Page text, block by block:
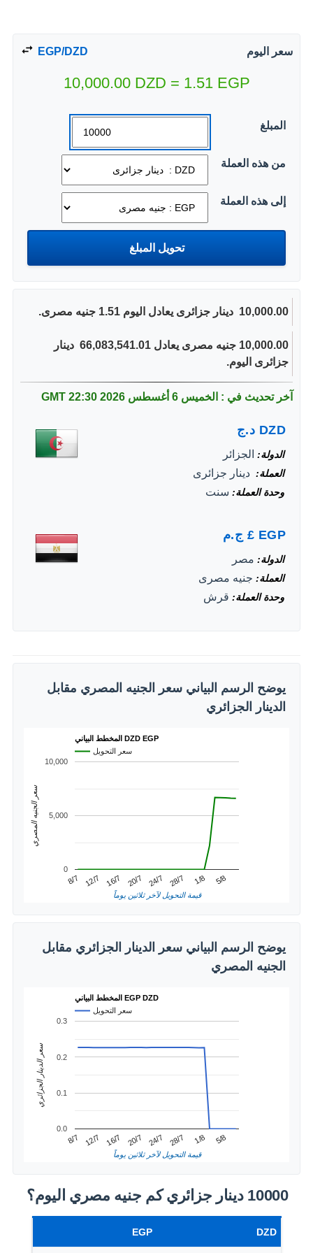
سعر اليوم EGP/DZD
10,000.00 DZD = 1.51 EGP
المبلغ
من هذه العملة
إلى هذه العملة
10,000.00 ‏ دينار جزائرى يعادل اليوم 1.51 جنيه مصرى.
10,000.00 جنيه مصرى يعادل 66,083,541.01 ‏ دينار
جزائرى اليوم.
آخر تحديث في : الخميس 6 أغسطس 2026 22:30 GMT
DZD د.ج
الدولة الجزائر
العملة ‏ دينار جزائرى
وحدة العملة سنت
EGP
£ ج.م
الدولة مصر
العملة جنيه مصرى
وحدة العملة قرش
يوضح الرسم البياني سعر الجنيه المصري مقابل
الدينار الجزائري
المخطط البياني DZD EGP
سعر التحويل
8/7 12/7 16/7 20/7 24/7 28/7 1/8 5/8
0
5,000
10,000
قيمة التحويل لآخر ثلاثين يوماً
سعر الجنيه المصري
يوضح الرسم البياني سعر الدينار الجزائري مقابل
الجنيه المصري
المخطط البياني EGP DZD
سعر التحويل
8/7 12/7 16/7 20/7 24/7 28/7 1/8 5/8
0.0
0.1
0.2
0.3
قيمة التحويل لآخر ثلاثين يوماً
سعر الدينار الجزائري
10000 دينار جزائري كم جنيه مصري اليوم؟
DZD
EGP